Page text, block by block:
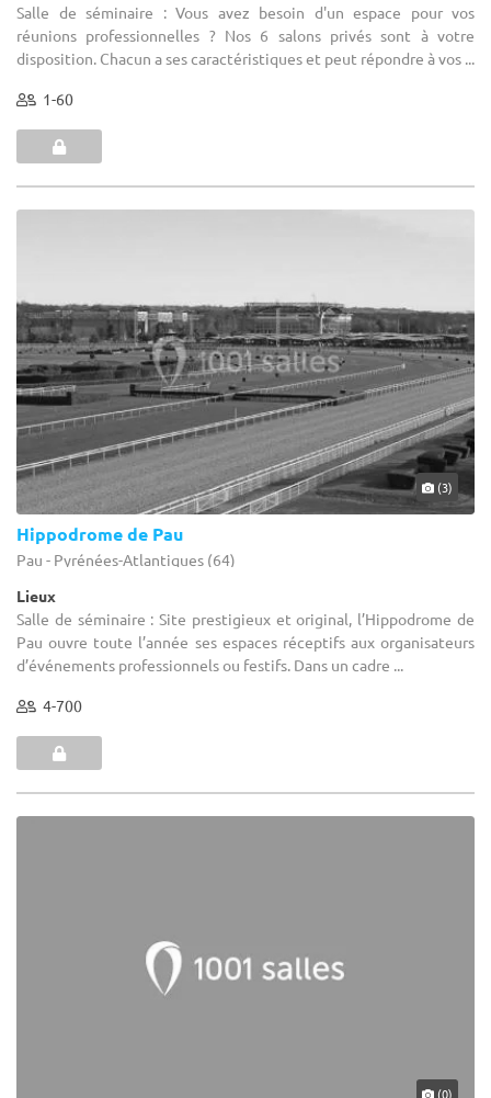
Salle de séminaire : Vous avez besoin d'un espace pour vos
réunions professionnelles ? Nos 6 salons privés sont à votre
disposition. Chacun a ses caractéristiques et peut répondre à vos ...
1-60
(3)
Hippodrome de Pau
Pau - Pyrénées-Atlantiques (64)
Lieux
Salle de séminaire : Site prestigieux et original, l’Hippodrome de
Pau ouvre toute l’année ses espaces réceptifs aux organisateurs
d’événements professionnels ou festifs. Dans un cadre ...
4-700
(0)